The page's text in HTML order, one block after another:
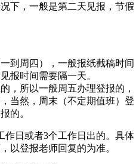
下，一般是第二天见报，节假
到周四），一般报纸截稿时间
报时间需要隔一天。
，所以一般周五办理登报的，
当然，周末（不定期值班）登
的。
作日或者3个工作日出的。具体
以登报老师回复的为准。